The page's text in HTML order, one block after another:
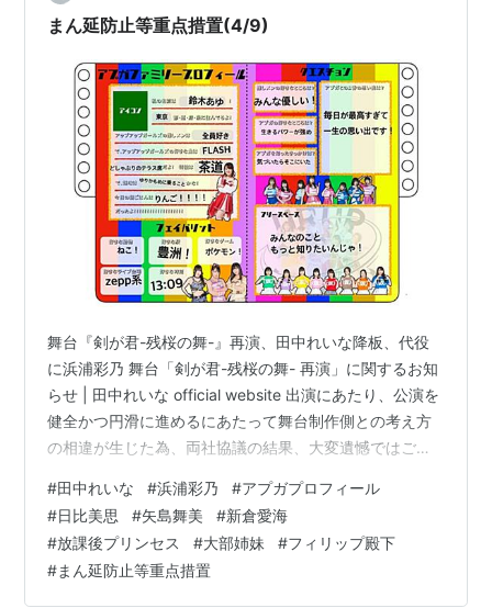
まん延防止等重点措置(4/9)
舞台『剣が君-残桜の舞-』再演、田中れいな降板、代役
に浜浦彩乃 舞台「剣が君-残桜の舞- 再演」に関するお知
らせ | 田中れいな official website 出演にあたり、公演を
健全かつ円滑に進めるにあたって舞台制作側との考え方
の相違が生じた為、両社協議の結果、大変遺憾ではござ
た。楽しみにされていた皆様には、ご迷惑とご心配をお
かけ致しますが、ご理解ご了承のほど宜しくお願いいた
します。 https://t.co/TLic3Ywg8u— 田中れいな 公式
(@ganbareina11) April 9, 2021 pic.twitter.com…
#田中れいな #浜浦彩乃 #アプガプロフィール
#日比美思 #矢島舞美 #新倉愛海
#放課後プリンセス #大部姉妹 #フィリップ殿下
#まん延防止等重点措置